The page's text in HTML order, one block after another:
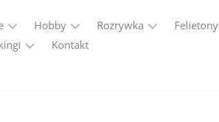
Hobby Rozrywka Felietony
Kontakt